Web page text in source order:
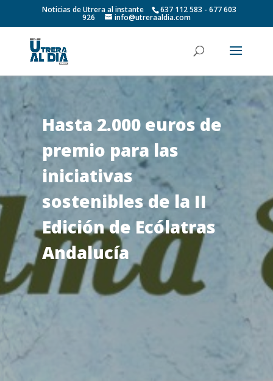
Noticias de Utrera al instante 637 112 583 - 677 603
926 info@utreraaldia.com
Hasta 2.000 euros de
premio para las
iniciativas
sostenibles de la II
Edición de Ecólatras
Andalucía